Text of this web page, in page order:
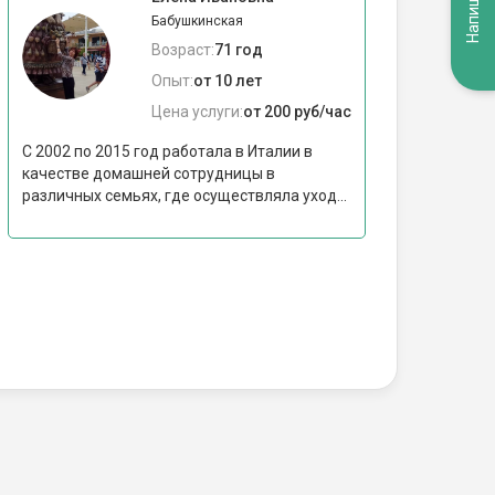
Бабушкинская
Возраст:71 год
Опыт:от 10 лет
Цена услуги:от 200 руб/час
С 2002 по 2015 год работала в Италии в
качестве домашней сотрудницы в
различных семьях, где осуществляла уход...